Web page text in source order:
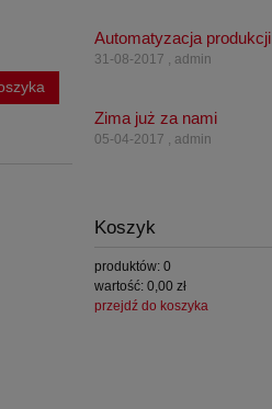
Automatyzacja produkcji
31-08-2017 , admin
Zima już za nami
05-04-2017 , admin
Koszyk
produktów: 0
wartość: 0,00 zł
przejdź do koszyka